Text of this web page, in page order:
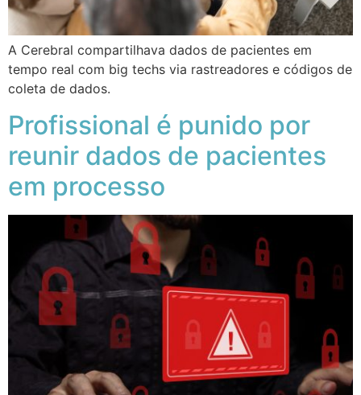
A Cerebral compartilhava dados de pacientes em
tempo real com big techs via rastreadores e códigos de
coleta de dados.
Profissional é punido por
reunir dados de pacientes
em processo